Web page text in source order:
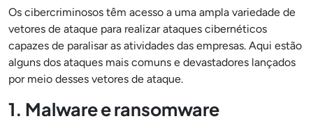
Os cibercriminosos têm acesso a uma ampla variedade de
vetores de ataque para realizar ataques cibernéticos
capazes de paralisar as atividades das empresas. Aqui estão
alguns dos ataques mais comuns e devastadores lançados
por meio desses vetores de ataque.
1. Malware e ransomware